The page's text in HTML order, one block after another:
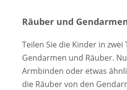
Räuber und
Teilen Sie die Kinder in zwei
Gendarmen und Räuber.
Armbinden oder etwas
die Räuber von den